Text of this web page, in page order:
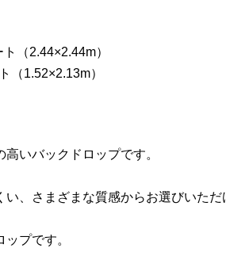
（2.44×2.44m）
（1.52×2.13m）
いバックドロップです。
、さまざまな質感からお選びいただ
プです。